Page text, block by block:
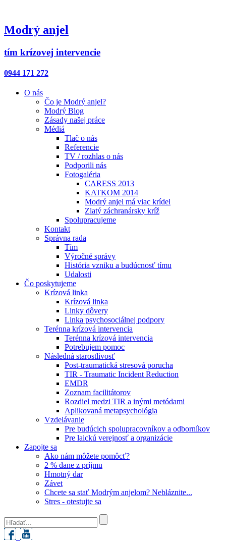
Modrý anjel
tím krízovej intervencie
0944 171 272
O nás
Čo je Modrý anjel?
Modrý Blog
Zásady našej práce
Médiá
Tlač o nás
Referencie
TV / rozhlas o nás
Podporili nás
Fotogaléria
CARESS 2013
KATKOM 2014
Modrý anjel má viac krídel
Zlatý záchranársky kríž
Spolupracujeme
Kontakt
Správna rada
Tím
Výročné správy
História vzniku a budúcnosť tímu
Udalosti
Čo poskytujeme
Krízová linka
Krízová linka
Linky dôvery
Linka psychosociálnej podpory
Terénna krízová intervencia
Terénna krízová intervencia
Potrebujem pomoc
Následná starostlivosť
Post-traumatická stresová porucha
TIR - Traumatic Incident Reduction
EMDR
Zoznam facilitátorov
Rozdiel medzi TIR a inými metódami
Aplikovaná metapsychológia
Vzdelávanie
Pre budúcich spolupracovníkov a odborníkov
Pre laickú verejnosť a organizácie
Zapojte sa
Ako nám môžete pomôcť?
2 % dane z príjmu
Hmotný dar
Závet
Chcete sa stať Modrým anjelom? Nebláznite...
Stres - otestujte sa